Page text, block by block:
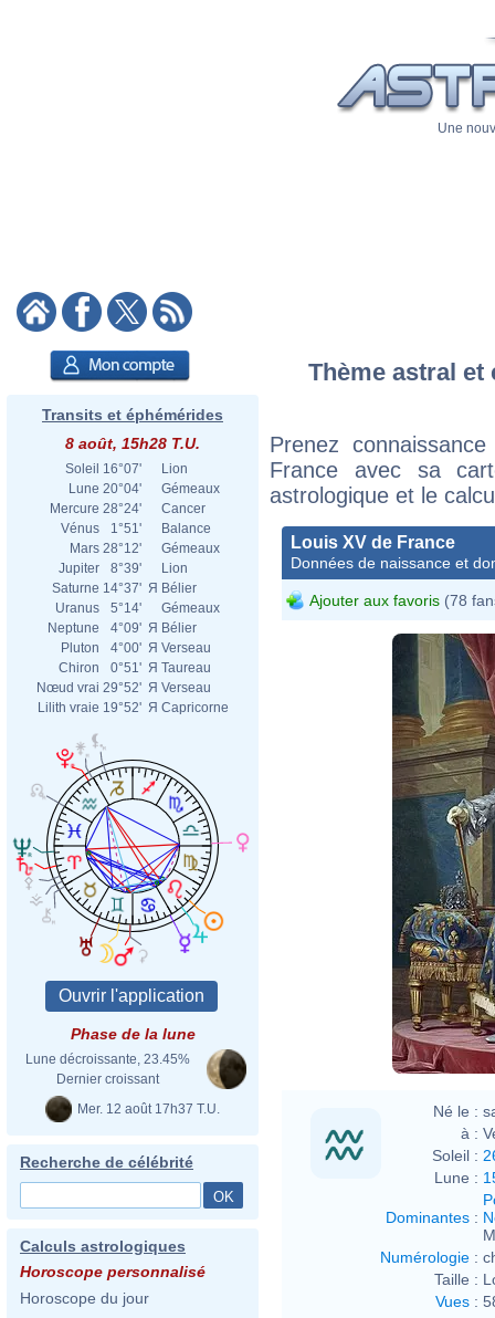
Une
Transits et éphémérides
8 août, 15h28 T.U.
Soleil 16°07'
Lion
Lune 20°04'
Gémeaux
Mercure 28°24'
Cancer
Vénus
1°51'
Balance
Mars 28°12'
Gémeaux
Jupiter
8°39'
Lion
Saturne 14°37' Я Bélier
Uranus
5°14'
Gémeaux
Neptune
4°09' Я Bélier
Pluton
4°00' Я Verseau
Chiron
0°51' Я Taureau
Nœud vrai 29°52' Я Verseau
Lilith vraie 19°52' Я Capricorne
Phase de la lune
Lune décroissante, 23.45%
Dernier croissant
Mer. 12 août 17h37 T.U.
Recherche de célébrité
Calculs astrologiques
Horoscope personnalisé
Horoscope du jour
Thème astral et
Prenez
France avec sa
astrologique et le
Louis XV de France
Données de naissance et
Ajouter aux favoris (78
Né le :
à :
Soleil :
Lune :
Dominantes :
Numérologie :
Taille :
Vues :